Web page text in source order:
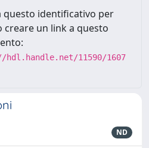
questo identificativo per
creare un link a questo
11590/1607
ND